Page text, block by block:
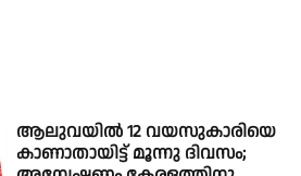
ആലുവയിൽ 12 വയസുകാരിയെ
കാണാതായിട്ട് മൂന്നു ദിവസം;